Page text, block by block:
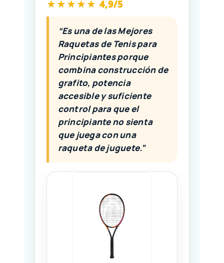
★★★★★ 4,9/5
“Es una de las Mejores
Raquetas de Tenis para
Principiantes porque
combina construcción de
grafito, potencia
accesible y suficiente
control para que el
principiante no sienta
que juega con una
raqueta de juguete.”